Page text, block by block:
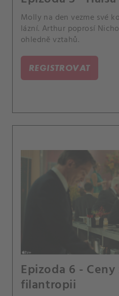
Molly na den vezme své
lázní. Arthur poprosí
ohledně vztahů.
REGISTROVAT
Epizoda 6 -
filantropii